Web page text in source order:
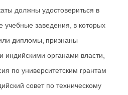
должны удостовериться в
учебные заведения, в которых
дипломы, признаны
индийскими органами власти,
по университетским грантам
совет по техническому